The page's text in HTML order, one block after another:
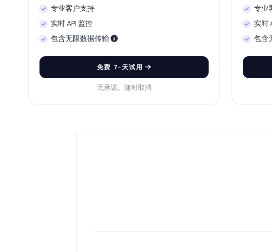
专业客户支持
实时 API 监控
包含无限数据传输
免费 7-天试用
无承诺。随时取消
专业
实时
包含